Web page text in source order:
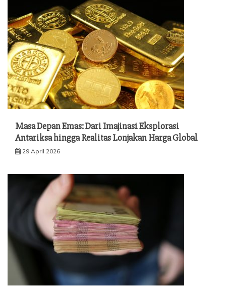
Masa Depan Emas: Dari Imajinasi Eksplorasi
Antariksa hingga Realitas Lonjakan Harga Global
29 April 2026